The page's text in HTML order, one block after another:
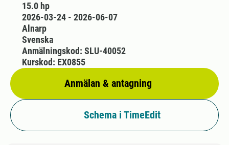
15.0 hp
2026-03-24 - 2026-06-07
Alnarp
Svenska
Anmälan & antagning
Anmälningskod: SLU-40052
Kurskod: EX0855
Schema i TimeEdit